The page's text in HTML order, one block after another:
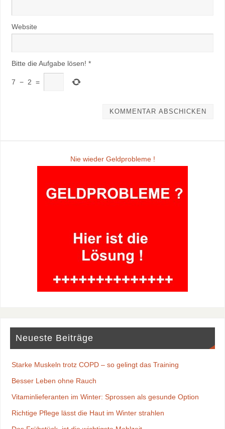
Website
Bitte die Aufgabe lösen! *
7 − 2 =
Nie wieder Geldprobleme !
Neueste Beiträge
Starke Muskeln trotz COPD – so gelingt das Training
Besser Leben ohne Rauch
Vitaminlieferanten im Winter: Sprossen als gesunde Option
Richtige Pflege lässt die Haut im Winter strahlen